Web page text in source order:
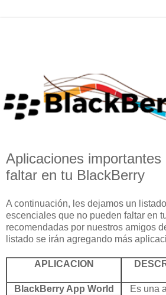
Aplicaciones importantes
faltar en tu BlackBerry
A continuación, les dejamos un
escenciales que no pueden faltar en
recomendadas por nuestros amigos
listado se irán agregando más
APLICACION
BlackBerry App World
Es una